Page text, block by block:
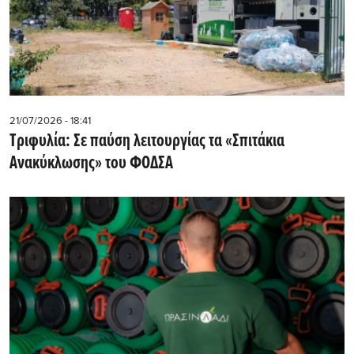
21/07/2026 - 18:41
Τριφυλία: Σε παύση λειτουργίας τα «Σπιτάκια
Ανακύκλωσης» του ΦΟΔΣΑ